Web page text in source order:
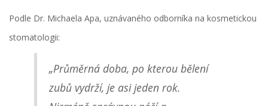
Podle Dr. Michaela Apa, uznávaného odborníka na kosmetickou
stomatologii:
„Průměrná doba, po kterou bělení
zubů vydrží, je asi jeden rok.